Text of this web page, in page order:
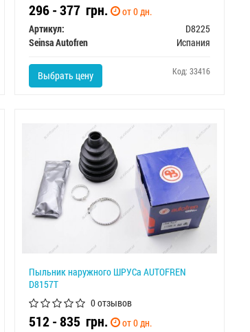
296 - 377грн.
от 0 дн.
Артикул:
D8225
Seinsa Autofren
Испания
Выбрать цену Код: 33416
Пыльник наружного ШРУСа AUTOFREN
D8157T
0 отзывов
512 - 835грн.
от 0 дн.